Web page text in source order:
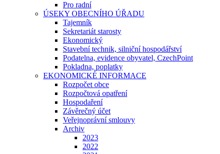
Pro radní
ÚSEKY OBECNÍHO ÚŘADU
Tajemník
Sekretariát starosty
Ekonomický
Stavební technik, silniční hospodářství
Podatelna, evidence obyvatel, CzechPoint
Pokladna, poplatky
EKONOMICKÉ INFORMACE
Rozpočet obce
Rozpočtová opatření
Hospodaření
Závěrečný účet
Veřejnoprávní smlouvy
Archiv
2023
2022